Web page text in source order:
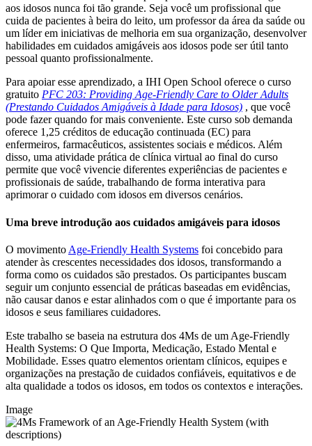
aos idosos nunca foi tão grande. Seja você um profissional que
cuida de pacientes à beira do leito, um professor da área da saúde ou
um líder em iniciativas de melhoria em sua organização, desenvolver
habilidades em cuidados amigáveis ​​aos idosos pode ser útil tanto
pessoal quanto profissionalmente.
Para apoiar esse aprendizado, a IHI Open School oferece o curso
gratuito PFC 203: Providing Age‑Friendly Care to Older Adults
(Prestando Cuidados Amigáveis ​​à Idade para Idosos) , que você
pode fazer quando for mais conveniente. Este curso sob demanda
oferece 1,25 créditos de educação continuada (EC) para
enfermeiros, farmacêuticos, assistentes sociais e médicos. Além
disso, uma atividade prática de clínica virtual ao final do curso
permite que você vivencie diferentes experiências de pacientes e
profissionais de saúde, trabalhando de forma interativa para
aprimorar o cuidado com idosos em diversos cenários.
Uma breve introdução aos cuidados amigáveis ​​para idosos
O movimento Age-Friendly Health Systems foi concebido para
atender às crescentes necessidades dos idosos, transformando a
forma como os cuidados são prestados. Os participantes buscam
seguir um conjunto essencial de práticas baseadas em evidências,
não causar danos e estar alinhados com o que é importante para os
idosos e seus familiares cuidadores.
Este trabalho se baseia na estrutura dos 4Ms de um Age-Friendly
Health Systems: O Que Importa, Medicação, Estado Mental e
Mobilidade. Esses quatro elementos orientam clínicos, equipes e
organizações na prestação de cuidados confiáveis, equitativos e de
alta qualidade a todos os idosos, em todos os contextos e interações.
Image